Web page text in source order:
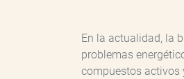
En la actualidad, la
problemas
compuestos activos